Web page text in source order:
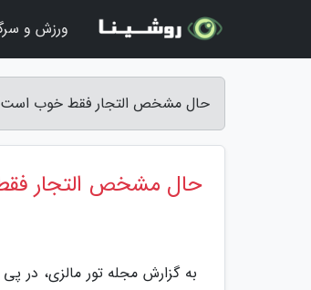
حال مشخص التجار فقط خوب است!
حال مشخص التجار
به گزارش مجله تور مالزی، در
ورزش و